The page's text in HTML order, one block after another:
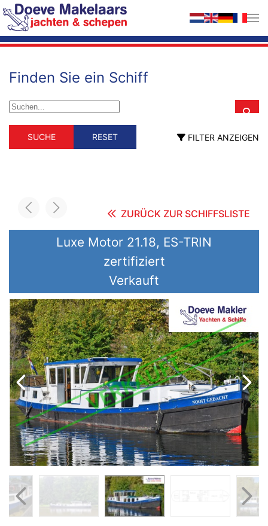
Zum Hauptinhalt springen
Finden Sie ein Schiff
Schiffstyp
Schiffstyp
Berufsschiff
Motoryacht
Segelyacht
Material Holz
Baujahr (jjjj)
SUCHE RESET FILTER ANZEIGEN
ZURÜCK ZUR SCHIFFSLISTE
Luxe Motor 21.18, ES-TRIN
zertifiziert
Verkauft